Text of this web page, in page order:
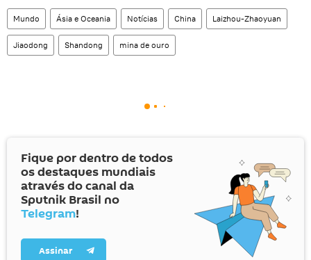
Mundo Ásia e Oceania Notícias China Laizhou-Zhaoyuan
Jiaodong Shandong mina de ouro
Fique por dentro de todos
os destaques mundiais
através do canal da
Sputnik Brasil no
Telegram!
Assinar